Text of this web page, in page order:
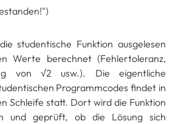
studentische Funktion ausgelesen
Werte berechnet (Fehlertoleranz,
von √2 usw.). Die eigentliche
Programmcodes findet in
Schleife statt. Dort wird die Funktion
und geprüft, ob die Lösung sich